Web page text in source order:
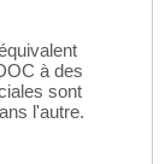
à des
sont
l'autre.